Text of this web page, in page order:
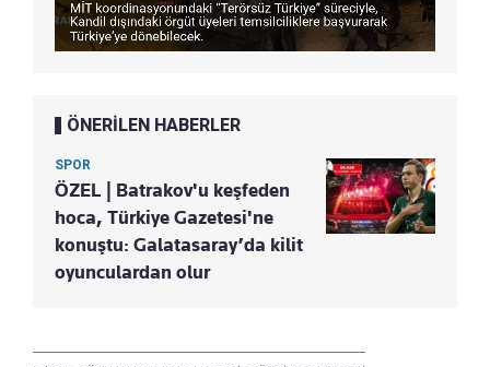
ÖNERİLEN HABERLER
SPOR
ÖZEL | Batrakov'u keşfeden
hoca, Türkiye Gazetesi'ne
konuştu: Galatasaray’da kilit
oyunculardan olur